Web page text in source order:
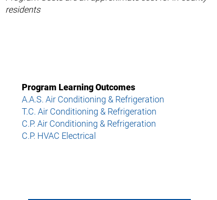
residents
Program Learning Outcomes
A.A.S. Air Conditioning & Refrigeration
T.C. Air Conditioning & Refrigeration
C.P. Air Conditioning & Refrigeration
C.P. HVAC Electrical